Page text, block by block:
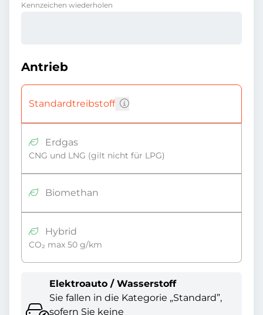
Kennzeichen wiederholen
Antrieb
Standardtreibstoff
Erdgas
CNG und LNG (gilt nicht für LPG)
Biomethan
Hybrid
CO₂ max 50 g/km
Elektroauto / Wasserstoff
Sie fallen in die Kategorie „Standard”,
sofern Sie keine